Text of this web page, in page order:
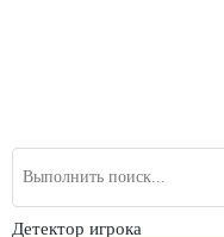
Детектор игрока